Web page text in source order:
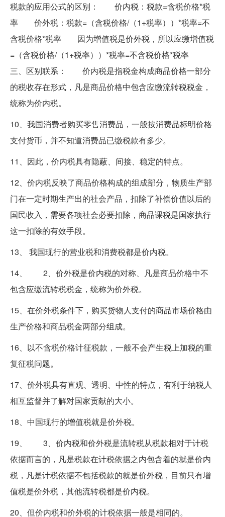
税款的应用公式的区别： 价内税：税款=含税价格*税
率 价外税：税款=（含税价格/（1+税率））*税率=不
含税价格*税率 因为增值税是价外税，所以应缴增值税
=（含税价格/（1+税率））*税率=不含税价格*税率
三、区别联系： 价内税是指税金构成商品价格一部分
的税收存在形式，凡是商品价格中包含应缴流转税税金，
统称为价内税。
10、我国消费者购买零售消费品，一般按消费品标明价格
支付货币，并不知道消费品已缴税款有多少。
11、因此，价内税具有隐蔽、间接、稳定的特点。
12、价内税反映了商品价格构成的组成部分，物质生产部
门在一定时期生产出的社会产品，扣除了补偿价值以后的
国民收入，需要各项社会必要扣除，商品课税是国家执行
这一扣除的有效手段。
13、 我国现行的营业税和消费税都是价内税。
14、 2、价外税是价内税的对称、凡是商品价格中不
包含应缴流转税税金，统称为价外税。
15、在价外税条件下，购买货物人支付的商品市场价格由
生产价格和商品税金两部分组成。
16、以不含税价格计征税款，一般不会产生税上加税的重
复征税问题。
17、价外税具有直观、透明、中性的特点，有利于纳税人
相互监督并了解对国家贡献的大小。
18、中国现行的增值税就是价外税。
19、 3、价内税和价外税是流转税从税款相对于计税
依据而言的，凡是税款在计税依据之内包含着的就是价内
税，凡是计税依据不包括税款的就是价外税，目前只有增
值税是价外税，其他流转税都是价内税。
20、但价内税和价外税的计税依据一般是相同的。